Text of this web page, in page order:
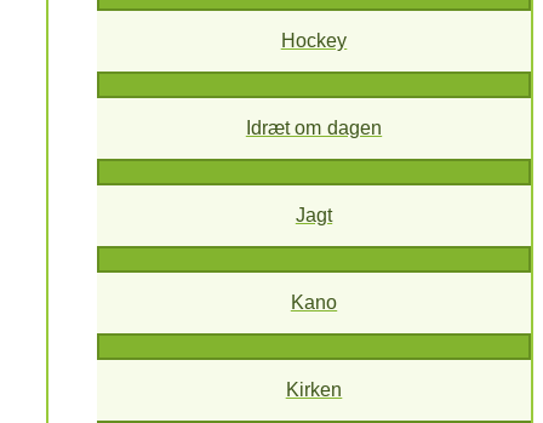
Hockey
Idræt om dagen
Jagt
Kano
Kirken